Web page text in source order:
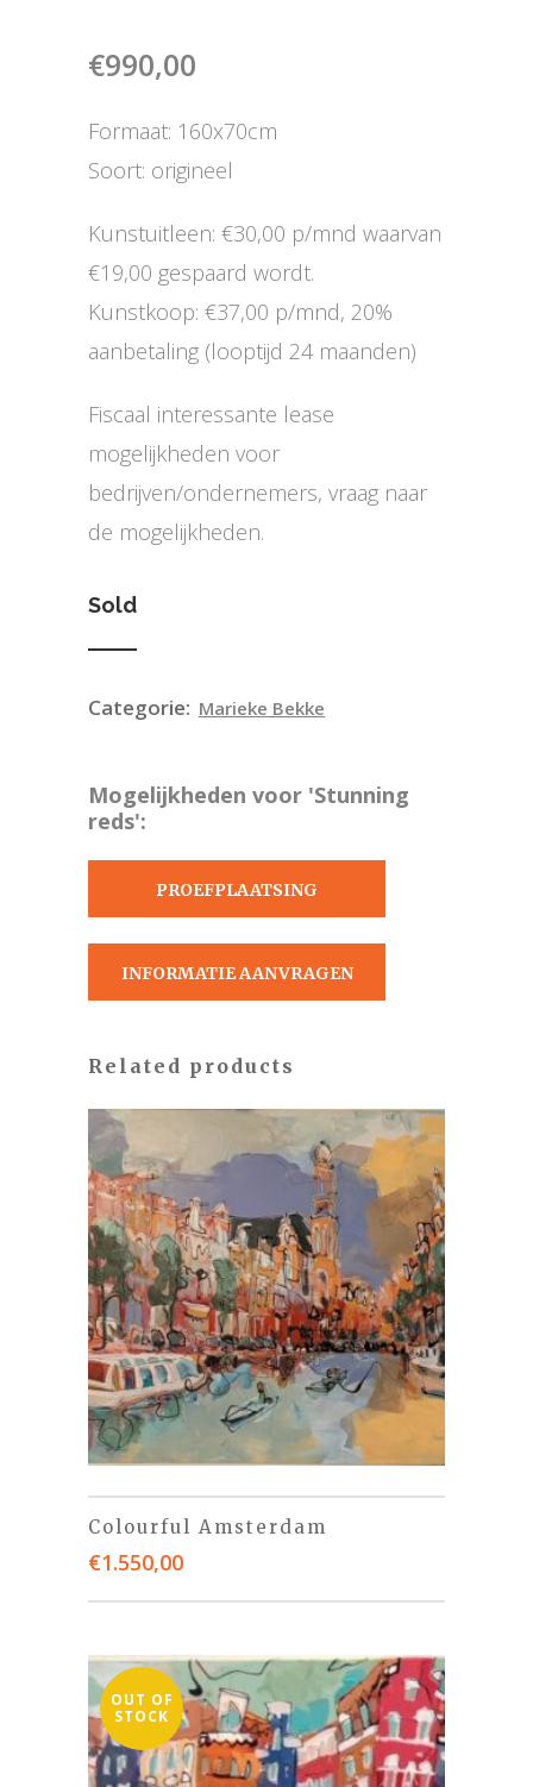
€990,00
Formaat: 160x70cm
Soort: origineel
Kunstuitleen: €30,00 p/mnd waarvan
€19,00 gespaard wordt.
Kunstkoop: €37,00 p/mnd, 20%
aanbetaling (looptijd 24 maanden)
Fiscaal interessante lease
mogelijkheden voor
bedrijven/ondernemers, vraag naar
de mogelijkheden.
Sold
Categorie: Marieke Bekke
Mogelijkheden voor 'Stunning
reds':
PROEFPLAATSING
INFORMATIE AANVRAGEN
Related products
Colourful Amsterdam
€1.550,00
OUT OF
STOCK